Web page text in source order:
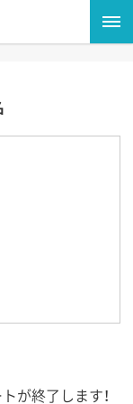
が終了します！